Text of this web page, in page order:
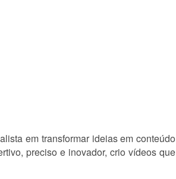
em transformar ideias em conteúdo
preciso e inovador, crio vídeos que